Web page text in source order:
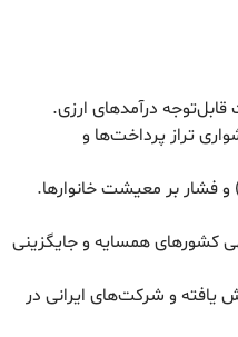
درآمدهای ارزی.
تراز پرداخت‌ها و
کشورهای همسایه و جایگزینی
یافته و شرکت‌های ایرانی در